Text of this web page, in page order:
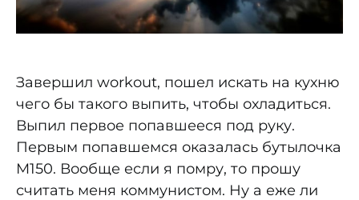
Завершил workout, пошел искать на кухню
чего бы такого выпить, чтобы охладиться.
Выпил первое попавшееся под руку.
Первым попавшемся оказалась бутылочка
M150. Вообще если я помру, то прошу
считать меня коммунистом. Ну а еже ли